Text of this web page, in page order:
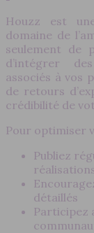
Houzz est
domaine de
seulement de
d’intégrer
associés à vos
de retours
crédibilité de
Pour optimiser
Publiez
détaillés
Participez